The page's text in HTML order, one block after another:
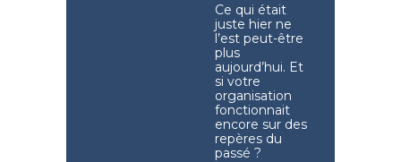
Ce qui était
juste hier ne
l’est peut-être
plus
aujourd’hui. Et
si votre
organisation
fonctionnait
encore sur des
repères du
passé ?